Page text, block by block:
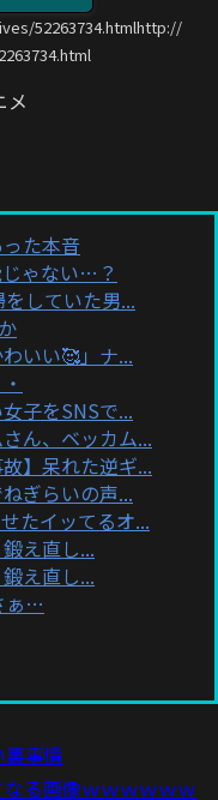
52263734.htmlhttp://
メ
た本音
ゃない…？
していた男...
いい🥰」ナ...
子をSNSで...
ん、ベッカム...
】呆れた逆ギ...
ぎらいの声...
たイッてるオ...
え直し...
え直し...
ぁ…
事情
なる画像ｗｗｗｗｗｗ